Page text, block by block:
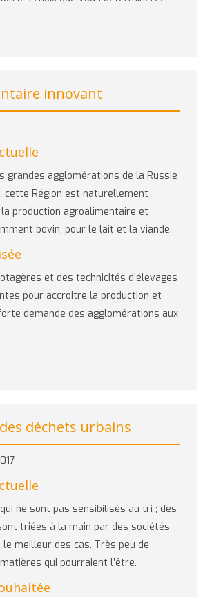
innovant
grandes agglomérations de la Russie
cette Région est naturellement
production agroalimentaire et
bovin, pour le lait et la viande.
et des technicités d’élevages
pour accroitre la production et
demande des agglomérations aux
déchets urbains
ne sont pas sensibilisés au tri ; des
triées à la main par des sociétés
meilleur des cas. Très peu de
qui pourraient l’être.